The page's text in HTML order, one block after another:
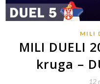
MILI
MILI DUELI
kruga –
12